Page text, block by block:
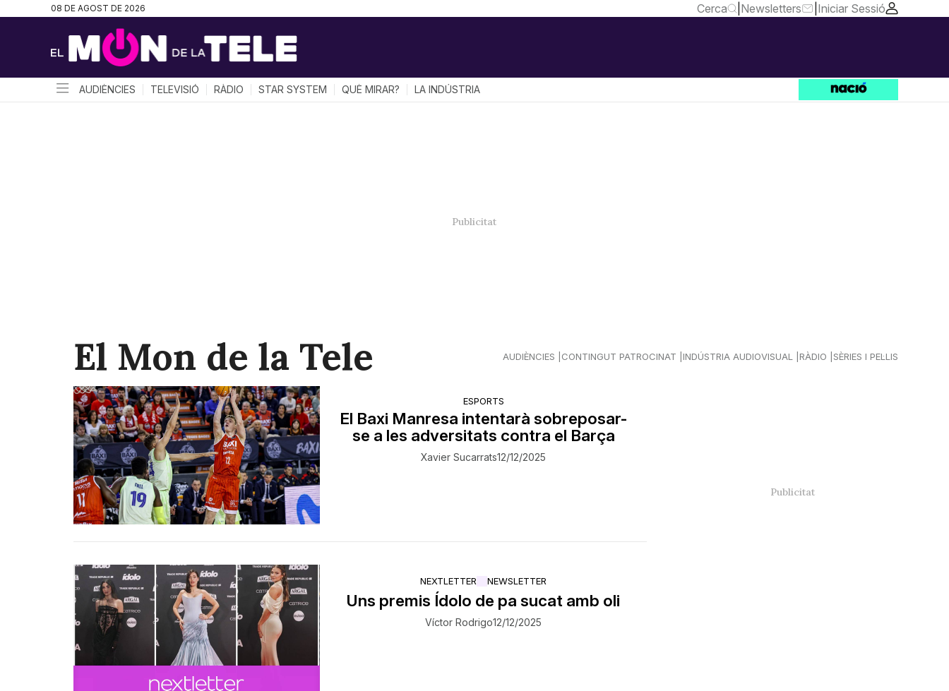
08 DE AGOST DE 2026 Cerca Newsletters Iniciar Sessió
AUDIÈNCIES TELEVISIÓ RÀDIO STAR SYSTEM QUÈ MIRAR? LA INDÚSTRIA
El Mon de la Tele AUDIÈNCIES CONTINGUT PATROCINAT INDÚSTRIA AUDIOVISUAL RÀDIO SÈRIES I PEL·LIS
ESPORTS
El Baxi Manresa intentarà sobreposar-
se a les adversitats contra el Barça
Xavier Sucarrats12/12/2025
NEXTLETTER NEWSLETTER
Uns premis Ídolo de pa sucat amb oli
Víctor Rodrigo12/12/2025